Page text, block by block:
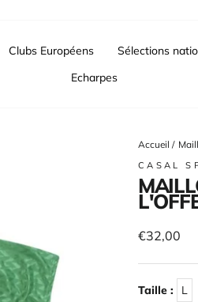
Clubs Européens Sélections
Echarpes
Accueil /
CASAL
Prix
€32,00
Taille : L